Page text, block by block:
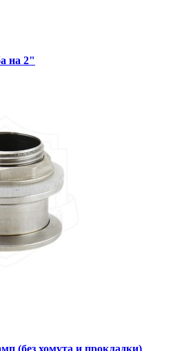
на 2"
(без хомута и прокладки)